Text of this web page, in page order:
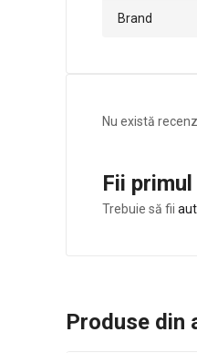
Brand
Nu există
Fii
Trebuie să fii
Produse din